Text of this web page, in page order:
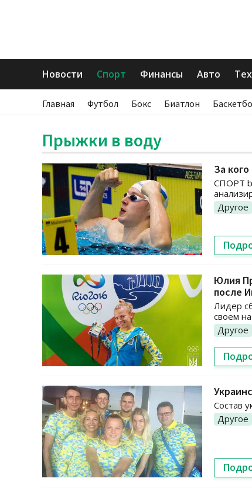
Новости Спорт Финансы Авто
Главная Футбол Бокс Биатлон
Прыжки в воду
За
СПОРТ
Другое
Юлия
после
Лидер
своем
Другое
Состав
Другое